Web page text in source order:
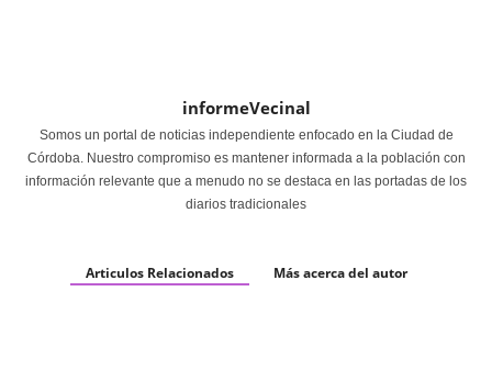
informeVecinal
Somos un portal de noticias independiente enfocado en la Ciudad de
Córdoba. Nuestro compromiso es mantener informada a la población con
información relevante que a menudo no se destaca en las portadas de los
diarios tradicionales
Articulos Relacionados Más acerca del autor